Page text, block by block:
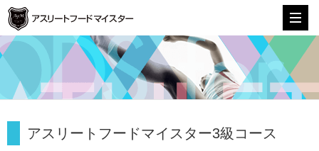
アスリートフードマイスター3級コース